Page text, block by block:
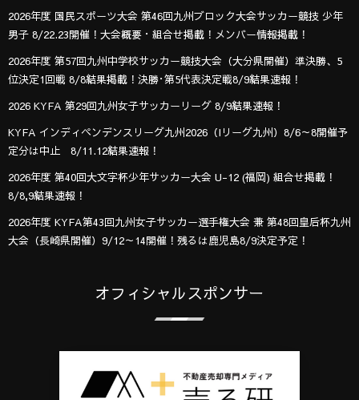
2026年度 国民スポーツ大会 第46回九州ブロック大会サッカー競技 少年
男子 8/22.23開催！大会概要・組合せ掲載！メンバー情報掲載！
2026年度 第57回九州中学校サッカー競技大会（大分県開催）準決勝、5
位決定1回戦 8/8結果掲載！決勝･第5代表決定戦8/9結果速報！
2026 KYFA 第29回九州女子サッカーリーグ 8/9結果速報！
KYFA インディペンデンスリーグ九州2026（Iリーグ九州）8/6～8開催予
定分は中止 8/11.12結果速報！
2026年度 第40回大文字杯少年サッカー大会 U-12 (福岡) 組合せ掲載！
8/8,9結果速報！
2026年度 KYFA第43回九州女子サッカー選手権大会 兼 第48回皇后杯九州
大会（長崎県開催）9/12～14開催！残るは鹿児島8/9決定予定！
オフィシャルスポンサー